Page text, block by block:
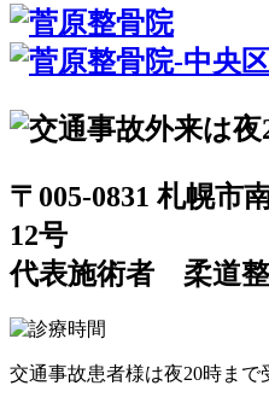
〒005-0831 札幌市
12号
代表施術者 柔道
交通事故患者様は夜20時まで